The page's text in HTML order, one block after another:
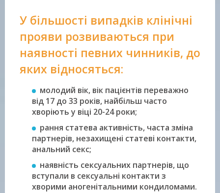
У більшості випадків клінічні
прояви розвиваються при
наявності певних чинників, до
яких відносяться:
молодий вік, вік пацієнтів переважно
від 17 до 33 років, найбільш часто
хворіють у віці 20-24 роки;
рання статева активність, часта зміна
партнерів, незахищені статеві контакти,
анальний секс;
наявність сексуальних партнерів, що
вступали в сексуальні контакти з
хворими аногенітальними кондиломами.